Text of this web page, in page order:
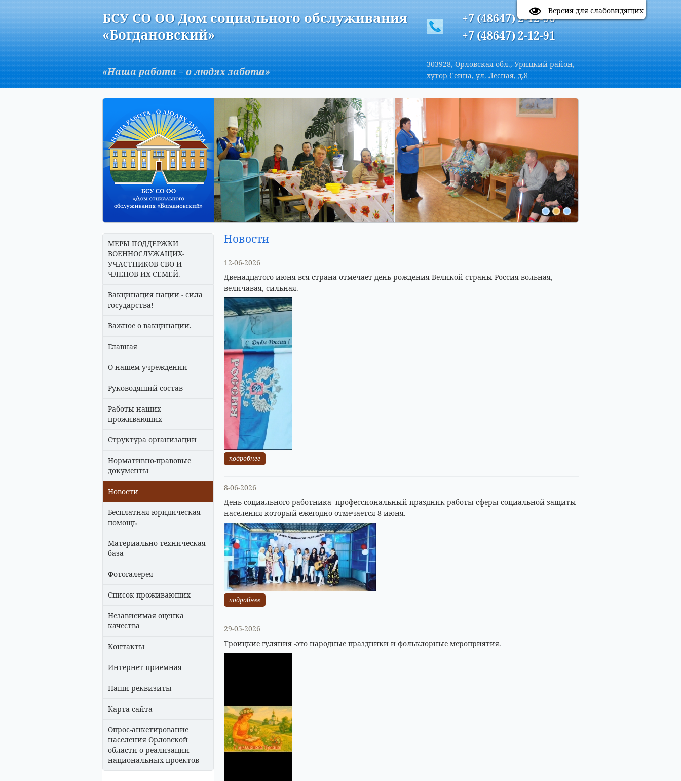
Цветовая схема: A A A
A
Версия для слабовидящих
БСУ СО ОО Дом социального обслуживания
«Богдановский»
«Наша работа – о людях забота»
+7 (48647) 2-12-90
+7 (48647) 2-12-91
303928, Орловская обл., Урицкий район,
хутор Сеина, ул. Лесная, д.8
МЕРЫ ПОДДЕРЖКИ
ВОЕННОСЛУЖАЩИХ-
УЧАСТНИКОВ СВО И
ЧЛЕНОВ ИХ СЕМЕЙ.
Вакцинация нации - сила
государства!
Важное о вакцинации.
Главная
О нашем учреждении
Руководящий состав
Работы наших
проживающих
Структура организации
Нормативно-правовые
документы
Новости
Бесплатная юридическая
помощь
Материально техническая
база
Фотогалерея
Список проживающих
Независимая оценка
качества
Контакты
Интернет-приемная
Наши реквизиты
Карта сайта
Опрос-анкетирование
населения Орловской
области о реализации
национальных проектов
Новости
12-06-2026
Двенадцатого июня вся страна отмечает день рождения Великой страны Россия вольная,
величавая, сильная.
подробнее
8-06-2026
День социального работника- профессиональный праздник работы сферы социальной защиты
населения который ежегодно отмечается 8 июня.
подробнее
29-05-2026
Троицкие гуляния -это народные праздники и фольклорные мероприятия.